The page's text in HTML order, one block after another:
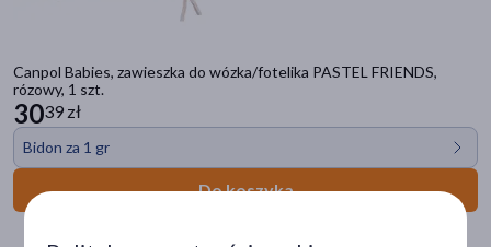
Canpol Babies, zawieszka do wózka/fotelika PASTEL FRIENDS,
rózowy, 1 szt.
3039 zł
Bidon za 1 gr
Do koszyka
Zabawki
Smoczki
Butelki do karmienia
Termometry dla dzieci